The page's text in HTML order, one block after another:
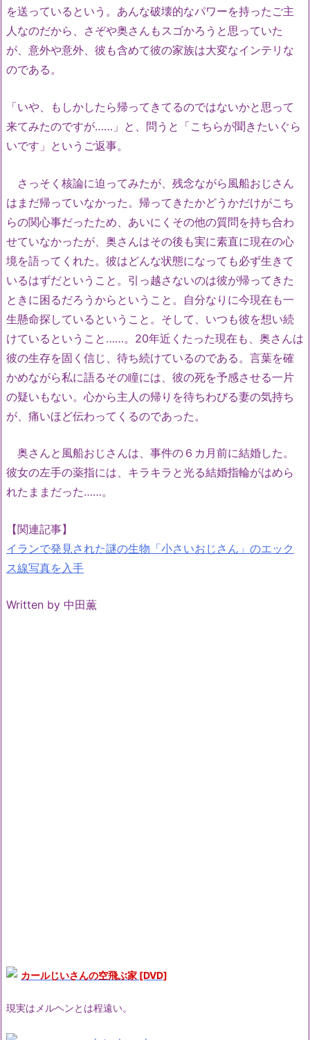
を送っているという。あんな破壊的なパワーを持ったご主
人なのだから、さぞや奥さんもスゴかろうと思っていた
が、意外や意外、彼も含めて彼の家族は大変なインテリな
のである。
「いや、もしかしたら帰ってきてるのではないかと思って
来てみたのですが……」と、問うと「こちらが聞きたいぐら
いです」というご返事。
さっそく核論に迫ってみたが、残念ながら風船おじさん
はまだ帰っていなかった。帰ってきたかどうかだけがこち
らの関心事だったため、あいにくその他の質問を持ち合わ
せていなかったが、奥さんはその後も実に素直に現在の心
境を語ってくれた。彼はどんな状態になっても必ず生きて
いるはずだということ。引っ越さないのは彼が帰ってきた
ときに困るだろうからということ。自分なりに今現在も一
生懸命探しているということ。そして、いつも彼を想い続
けているということ……。20年近くたった現在も、奥さんは
彼の生存を固く信じ、待ち続けているのである。言葉を確
かめながら私に語るその瞳には、彼の死を予感させる一片
の疑いもない。心から主人の帰りを待ちわびる妻の気持ち
が、痛いほど伝わってくるのであった。
奥さんと風船おじさんは、事件の６カ月前に結婚した。
彼女の左手の薬指には、キラキラと光る結婚指輪がはめら
れたままだった……。
【関連記事】
イランで発見された謎の生物「小さいおじさん」のエック
ス線写真を入手
Written by 中田薫
カールじいさんの空飛ぶ家 [DVD]
現実はメルヘンとは程遠い。